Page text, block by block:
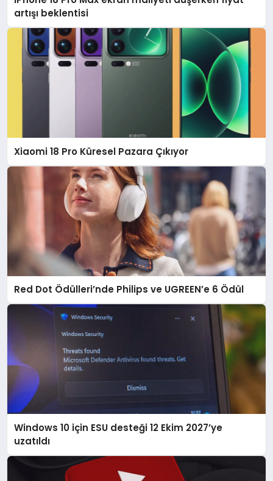
artışı beklentisi
Xiaomi 18 Pro Küresel Pazara Çıkıyor
Red Dot Ödülleri’nde Philips ve UGREEN’e 6 Ödül
Windows 10 için ESU desteği 12 Ekim 2027’ye
uzatıldı